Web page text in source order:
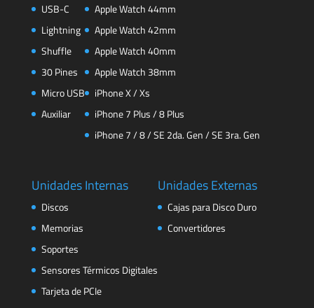
USB-C
Lightning
Shuffle
30 Pines
Micro USB
Auxiliar
Apple Watch 44mm
Apple Watch 42mm
Apple Watch 40mm
Apple Watch 38mm
iPhone X / Xs
iPhone 7 Plus / 8 Plus
iPhone 7 / 8 / SE 2da. Gen / SE 3ra. Gen
Unidades Internas
Discos
Memorias
Soportes
Sensores Térmicos Digitales
Tarjeta de PCIe
Unidades Externas
Cajas para Disco Duro
Convertidores